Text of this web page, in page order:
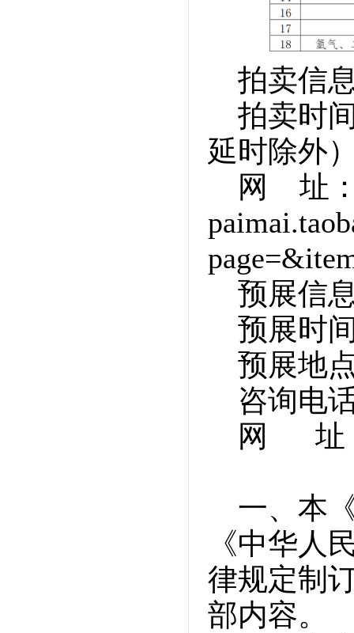
拍卖信
拍卖时
延时除外
网 址
预展信
预展时
预展地
咨询电
网 址
一、本
《中华人
律规定制
部内容。